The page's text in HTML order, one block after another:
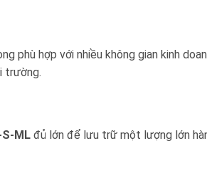
phù hợp với nhiều không gian kinh
trường.
ML đủ lớn để lưu trữ một lượng lớn